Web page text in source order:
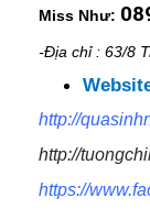
Miss Như:
-Địa chỉ : 63/8
http://
http://
https://